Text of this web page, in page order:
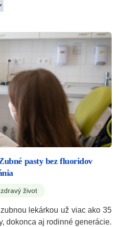
pasty bez fluoridov
zdravý život
lekárkou už viac ako 35
dokonca aj rodinné generácie.